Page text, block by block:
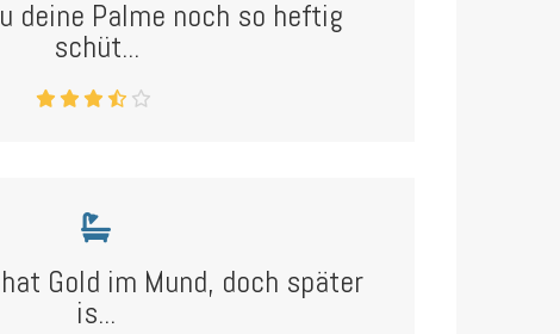
deine Palme noch so heftig
schüt...
Gold im Mund, doch später
is...